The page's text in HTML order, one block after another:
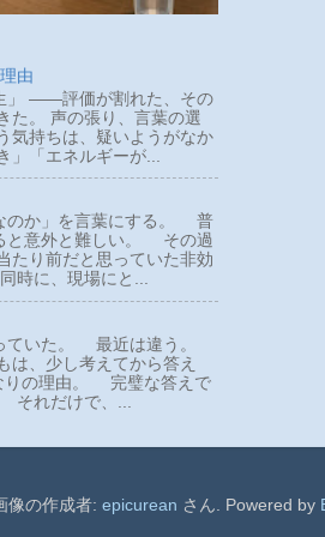
由
」 ――評価が割れた、その
。 声の張り、言葉の選
気持ちは、疑いようがなか
「エネルギーが...
のか」を言葉にする。 普
と意外と難しい。 その過
たり前だと思っていた非効
時に、現場にと...
ていた。 最近は違う。
、少し考えてから答え
りの理由。 完璧な答えで
それだけで、...
像の作成者: epicurean さん. Powered by